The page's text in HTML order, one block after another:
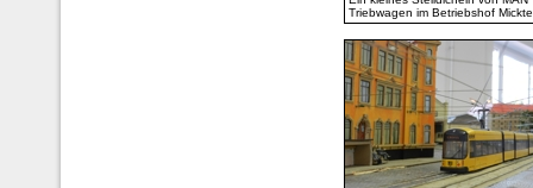
Triebwagen im Betriebshof